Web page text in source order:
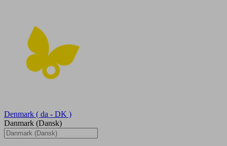
Denmark ( da - DK )
Danmark (Dansk)